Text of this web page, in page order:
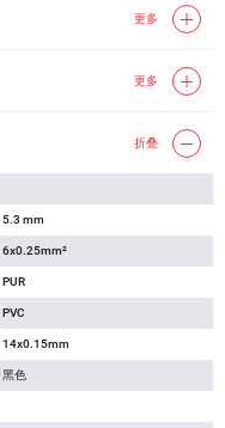
更多
更多
折叠
5.3 mm
6x0.25mm²
PUR
PVC
14x0.15mm
黑色